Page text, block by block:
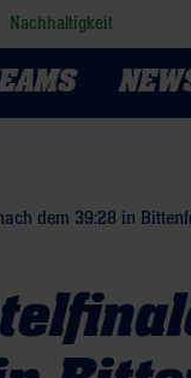
Nachhaltigkeit
dem 39:28 in